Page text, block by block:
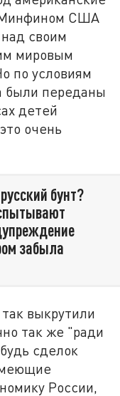
Минфином США
своим
мировым
по условиям
были переданы
детей
очень
бунт?
забыла
выкрутили
так же "ради
сделок
России,